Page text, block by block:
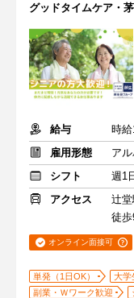
グッドタイムケア・
給与
時
雇用形態
ア
シフト
週1
アクセス
辻堂
徒
オンライン面接可
単発（1日OK） 大学
副業・Ｗワーク歓迎